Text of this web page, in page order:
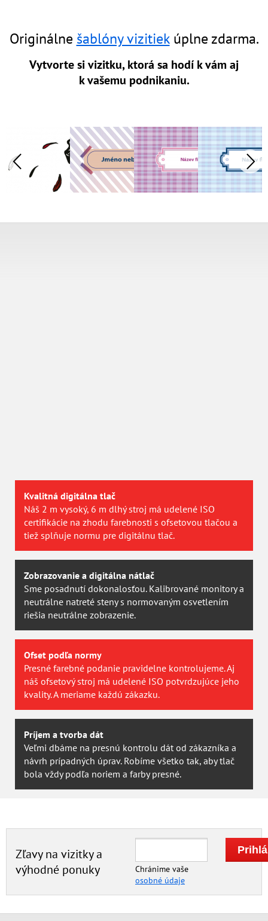
Originálne šablóny vizitiekúplne zdarma.
Vytvorte si vizitku, ktorá sa hodí k vám aj
k vašemu podnikaniu.
Kvalitná digitálna tlač
Náš 2 m vysoký, 6 m dlhý stroj má udelené ISO
certifikácie na zhodu farebnosti s ofsetovou tlačou a
tiež splňuje normu pre digitálnu tlač.
Zobrazovanie a digitálna nátlač
Sme posadnutí dokonalosťou. Kalibrované monitory a
neutrálne natreté steny s normovaným osvetlením
riešia neutrálne zobrazenie.
Ofset podľa normy
Presné farebné podanie pravidelne kontrolujeme. Aj
náš ofsetový stroj má udelené ISO potvrdzujúce jeho
kvality. A meriame každú zákazku.
Príjem a tvorba dát
Veľmi dbáme na presnú kontrolu dát od zákazníka a
návrh prípadných úprav. Robíme všetko tak, aby tlač
bola vždy podľa noriem a farby presné.
Zľavy na vizitky a
výhodné ponuky
Chránime vaše
osobné údaje